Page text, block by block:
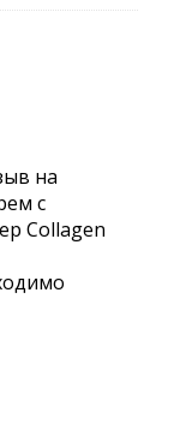
на
с
Collagen